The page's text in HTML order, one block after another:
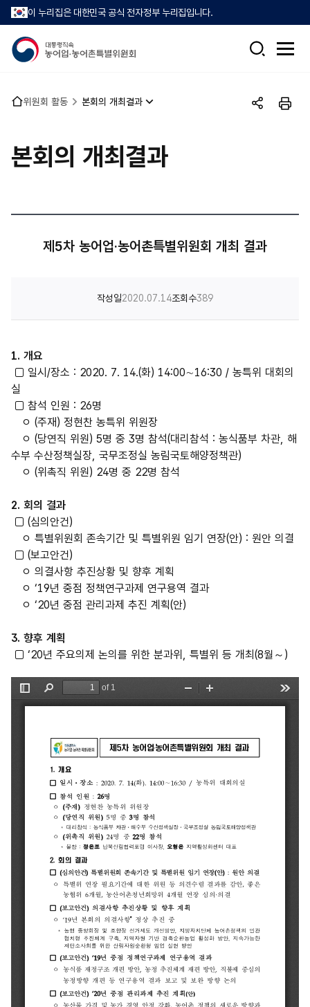
이 누리집은 대한민국 공식 전자정부 누리집입니다.
검
전
뉴
열
홈 위원회 활동 본회의 개최결과
공
인
본회의 개최결과
제5차 농어업·농어촌특별위원회 개최 결과
작성일2020.07.14조회수389
1. 개요
□ 일시/장소 : 2020. 7. 14.(화) 14:00∼16:30 / 농특위 대회의
실
□ 참석 인원 : 26명
ㅇ (주재) 정현찬 농특위 위원장
ㅇ (당연직 위원) 5명 중 3명 참석(대리참석 : 농식품부 차관, 해
수부 수산정책실장, 국무조정실 농림국토해양정책관)
ㅇ (위촉직 위원) 24명 중 22명 참석
2. 회의 결과
□ (심의안건)
ㅇ 특별위원회 존속기간 및 특별위원 임기 연장(안) : 원안 의결
□ (보고안건)
ㅇ 의결사항 추진상황 및 향후 계획
ㅇ ‘19년 중점 정책연구과제 연구용역 결과
ㅇ ‘20년 중점 관리과제 추진 계획(안)
3. 향후 계획
□ ‘20년 주요의제 논의를 위한 분과위, 특별위 등 개최(8월～)